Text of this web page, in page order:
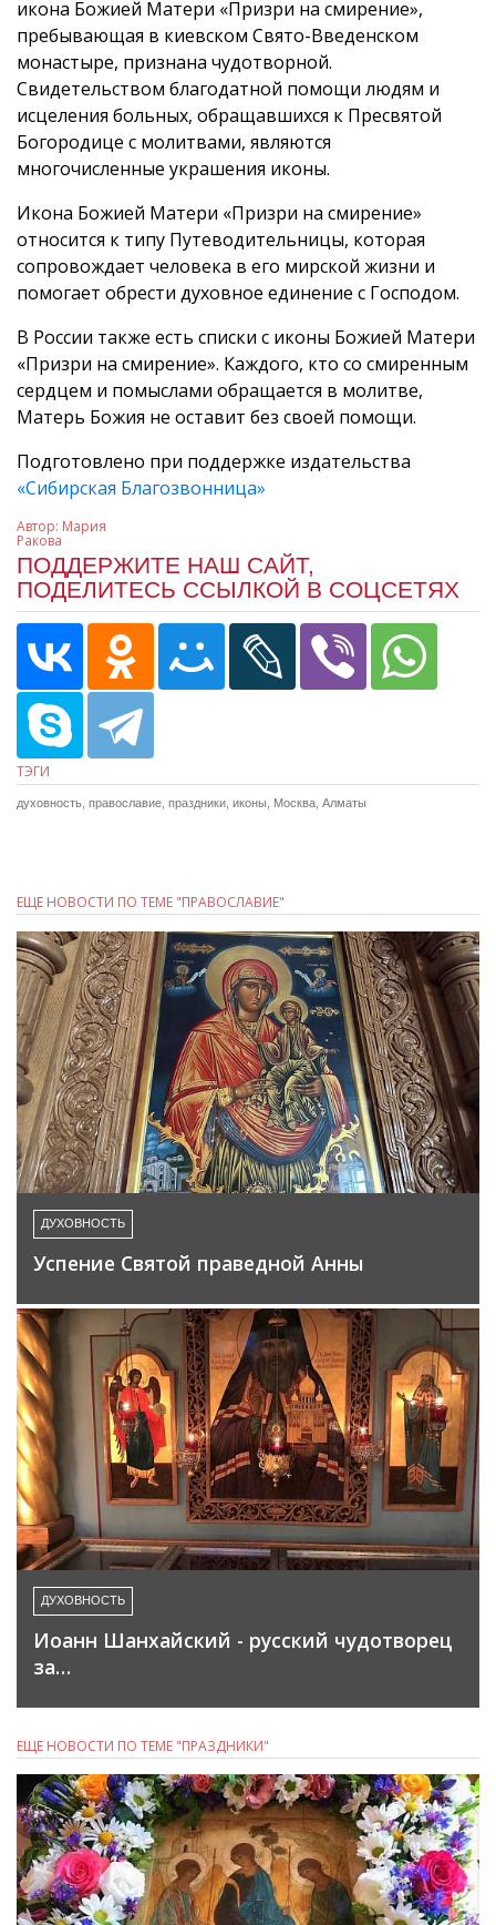
икона Божией Матери «Призри на смирение»,
пребывающая в киевском Свято-Введенском
монастыре, признана чудотворной.
Свидетельством благодатной помощи людям и
исцеления больных, обращавшихся к Пресвятой
Богородице с молитвами, являются
многочисленные украшения иконы.
Икона Божией Матери «Призри на смирение»
относится к типу Путеводительницы, которая
сопровождает человека в его мирской жизни и
помогает обрести духовное единение с Господом.
В России также есть списки с иконы Божией Матери
«Призри на смирение». Каждого, кто со смиренным
сердцем и помыслами обращается в молитве,
Матерь Божия не оставит без своей помощи.
Подготовлено при поддержке издательства
«Сибирская Благозвонница»
Автор: Мария
Ракова
ПОДДЕРЖИТЕ НАШ САЙТ,
ПОДЕЛИТЕСЬ ССЫЛКОЙ В СОЦСЕТЯХ
ТЭГИ
духовность православие праздники иконы Москва Алматы
ЕЩЕ НОВОСТИ ПО ТЕМЕ "ПРАВОСЛАВИЕ"
ДУХОВНОСТЬ
Успение Святой праведной Анны
ДУХОВНОСТЬ
Иоанн Шанхайский - русский чудотворец
за…
ЕЩЕ НОВОСТИ ПО ТЕМЕ "ПРАЗДНИКИ"